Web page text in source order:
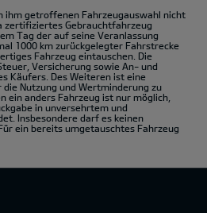
ihm getroffenen Fahrzeugauswahl nicht
zertifiziertes Gebrauchtfahrzeug
Tag der auf seine Veranlassung
1000 km zurückgelegter Fahrstrecke
Fahrzeug eintauschen. Die
Versicherung sowie An- und
Käufers. Des Weiteren ist eine
Nutzung und Wertminderung zu
ein anders Fahrzeug ist nur möglich,
in unversehrtem und
Insbesondere darf es keinen
ein bereits umgetauschtes Fahrzeug